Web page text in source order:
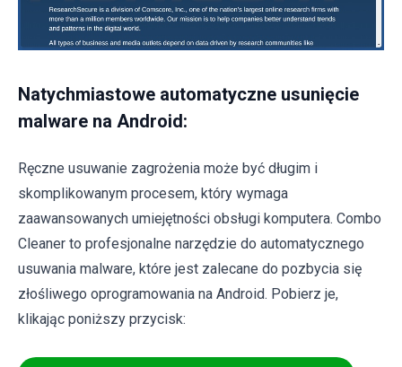
Natychmiastowe automatyczne usunięcie
malware na Android:
Ręczne usuwanie zagrożenia może być długim i
skomplikowanym procesem, który wymaga
zaawansowanych umiejętności obsługi komputera. Combo
Cleaner to profesjonalne narzędzie do automatycznego
usuwania malware, które jest zalecane do pozbycia się
złośliwego oprogramowania na Android. Pobierz je,
klikając poniższy przycisk: